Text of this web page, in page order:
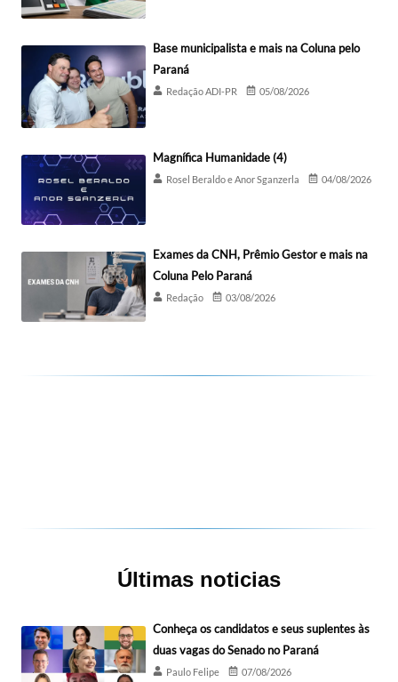
Base municipalista e mais na Coluna pelo
Paraná
Redação ADI-PR 05/08/2026
Magnífica Humanidade (4)
Rosel Beraldo e Anor Sganzerla 04/08/2026
Exames da CNH, Prêmio Gestor e mais na
Coluna Pelo Paraná
Redação 03/08/2026
Últimas noticias
Conheça os candidatos e seus suplentes às
duas vagas do Senado no Paraná
Paulo Felipe 07/08/2026